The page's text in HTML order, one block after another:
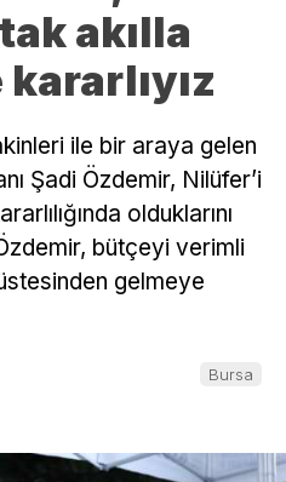
akılla
ile bir araya gelen
Şadi Özdemir, Nilüfer’i
olduklarını
bütçeyi verimli
gelmeye
Bursa